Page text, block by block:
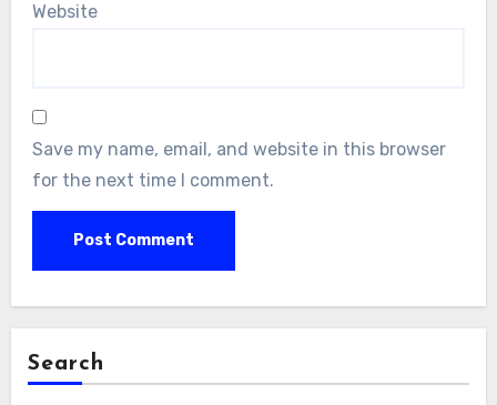
Website
Save my name, email, and website in this browser
for the next time I comment.
Search